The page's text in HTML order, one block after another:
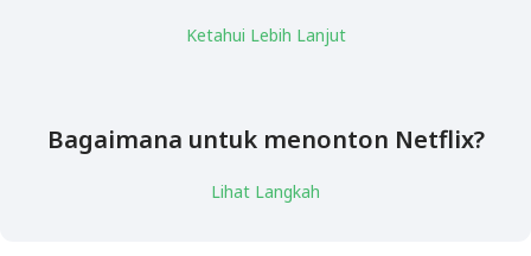
Ketahui Lebih Lanjut
Bagaimana untuk menonton Netflix?
Lihat Langkah